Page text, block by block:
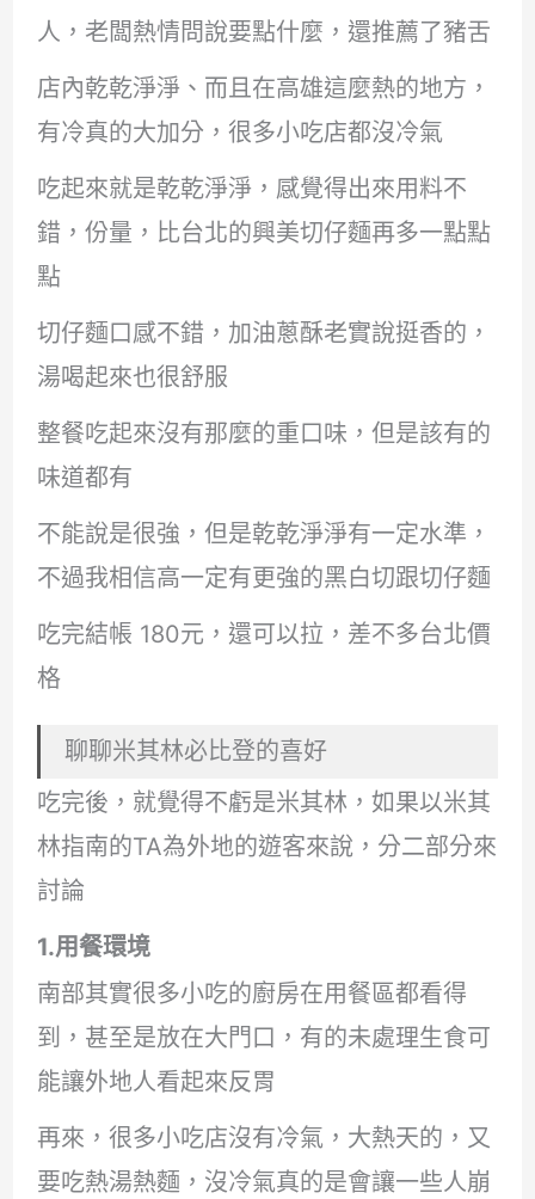
人，老闆熱情問說要點什麼，還推薦了豬舌
店內乾乾淨淨、而且在高雄這麼熱的地方，
有冷真的大加分，很多小吃店都沒冷氣
吃起來就是乾乾淨淨，感覺得出來用料不
錯，份量，比台北的興美切仔麵再多一點點
點
切仔麵口感不錯，加油蔥酥老實說挺香的，
湯喝起來也很舒服
整餐吃起來沒有那麼的重口味，但是該有的
味道都有
不能說是很強，但是乾乾淨淨有一定水準，
不過我相信高一定有更強的黑白切跟切仔麵
吃完結帳 180元，還可以拉，差不多台北價
格
聊聊米其林必比登的喜好
吃完後，就覺得不虧是米其林，如果以米其
林指南的TA為外地的遊客來說，分二部分來
討論
1.用餐環境
南部其實很多小吃的廚房在用餐區都看得
到，甚至是放在大門口，有的未處理生食可
能讓外地人看起來反胃
再來，很多小吃店沒有冷氣，大熱天的，又
要吃熱湯熱麵，沒冷氣真的是會讓一些人崩